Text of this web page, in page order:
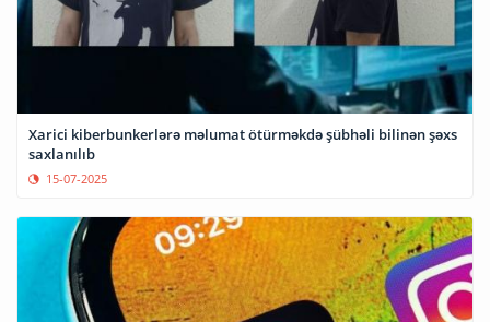
Xarici kiberbunkerlərə məlumat ötürməkdə şübhəli bilinən şəxs
saxlanılıb
15-07-2025